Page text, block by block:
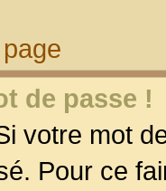
de passe !
votre mot
Pour ce